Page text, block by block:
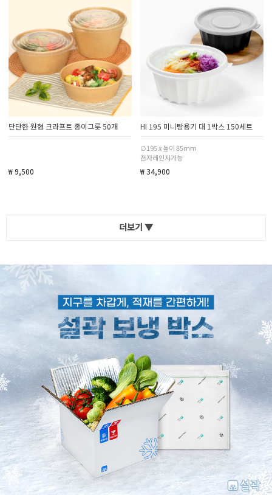
단단한 원형 크라프트 종이그릇 50개
₩ 9,500
HI 195 미니탕용기 대 1박스 150세트
∅195 x 높이 85mm
전자레인지가능
₩ 34,900
더보기 ▼